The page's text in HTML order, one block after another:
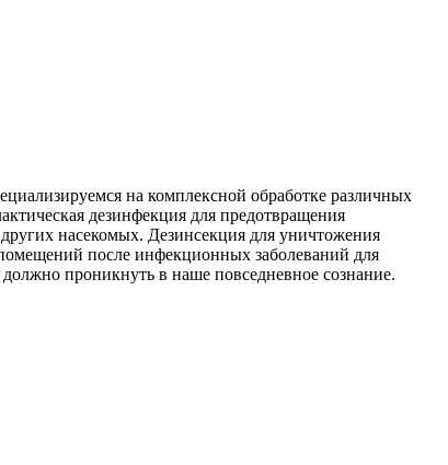
на комплексной обработке различных
дезинфекция для предотвращения
насекомых. Дезинсекция для уничтожения
после инфекционных заболеваний для
проникнуть в наше повседневное сознание.